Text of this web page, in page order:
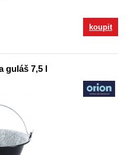
koupit
guláš 7,5 l